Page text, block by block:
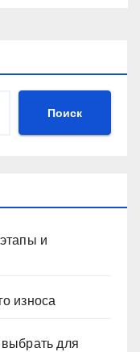
Поиск
и
износа
для